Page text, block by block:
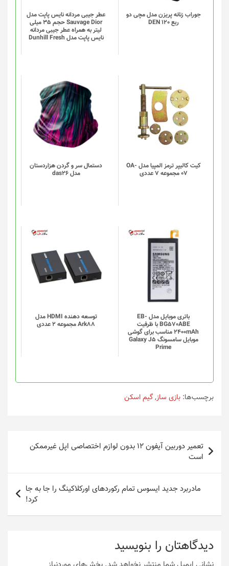
جوراب زنانه پریزن مدل مچی دو
ربع DEN 120
گزینه
ها
انتخاب
شوند
عطر جیبی مردانه نایس پاپت مدل
Sauvage Dior حجم 35 میلی
لیتر به همراه عطر جیبی مردانه
نایس پاپت مدل Dunhill Fresh
کیت کالیپر ترمز المپیا مدل OA-
07 مجموعه 7 عددی
دستمال سر و گردن هزاردستان
مدل das26
این
محصول
دارای
انواع
مختلفی
می
گزینه
ها
محصول
شوند
باتری موبایل مدل EB-
BG570ABE با ظرفیت
2400mAh مناسب برای گوشی
موبایل سامسونگ Galaxy J5
Prime
توسعه دهنده HDMI مدل
Ark88 مجموعه 2 عددی
برچسب‌ها: بازی ساز,گیم اسکن
راهبری
نوشته
تعمیر دوربین آیفون ۱۲ بدون لوازم اختصاصی اپل غیرممکن
است
مادربرد جدید ایسوس تمام رکوردهای اورکلاکینگ را جا به جا
کرد!
دیدگاهتان را بنویسید